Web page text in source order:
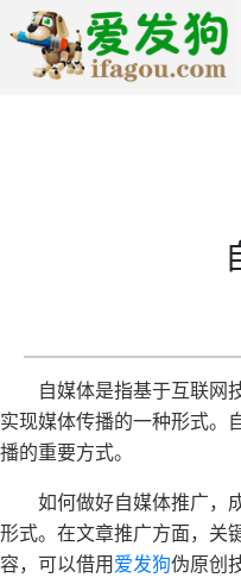
自媒体是指基于互联网
实现媒体传播的一种形式。
播的重要方式。
如何做好自媒体推广，
形式。在文章推广方面，关
容，可以借用 爱发狗伪原创